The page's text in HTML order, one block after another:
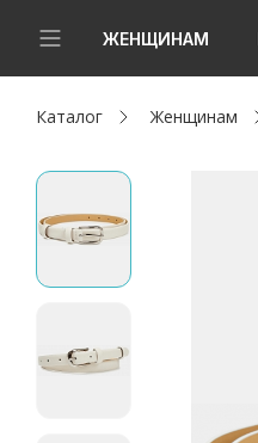
ЖЕНЩИНАМ
Новинки
Женщинам
Мужчинам
Капсула
Каталог Женщинам